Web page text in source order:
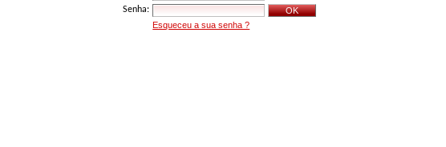
Senha:
Esqueceu a sua senha ?